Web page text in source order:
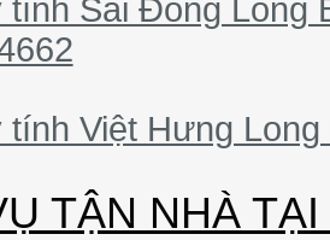
tính Sài Đồng Long
Việt Hưng
TẬN NHÀ